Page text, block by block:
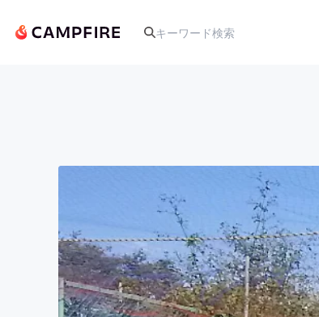
アート・写真
テクノロジー・ガジェット
映像・映画